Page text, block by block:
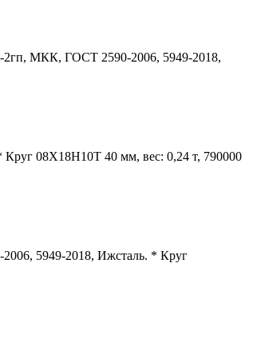
2гп, МКК, ГОСТ 2590-2006, 5949-2018,
08Х18Н10Т 40 мм, вес: 0,24 т, 790000
5949-2018, Ижсталь. * Круг